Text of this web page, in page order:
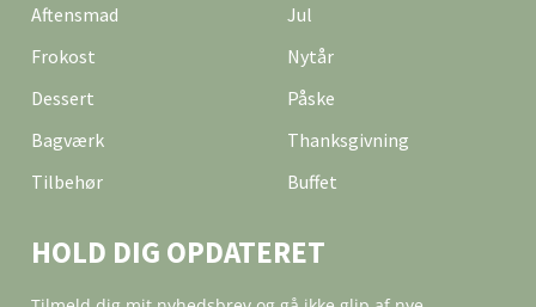
Aftensmad
Frokost
Dessert
Bagværk
Tilbehør
Jul
Nytår
Påske
Thanksgivning
Buffet
HOLD DIG OPDATERET